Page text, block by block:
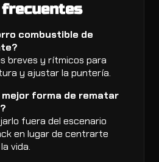
combustible de
breves y rítmicos para
y ajustar la puntería.
mejor forma de rematar
fuera del escenario
en lugar de centrarte
vida.